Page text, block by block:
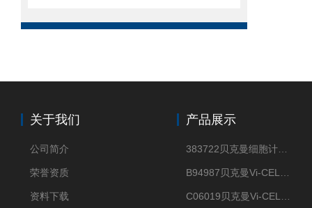
关于我们
公司简介
荣誉资质
资料下载
产品展示